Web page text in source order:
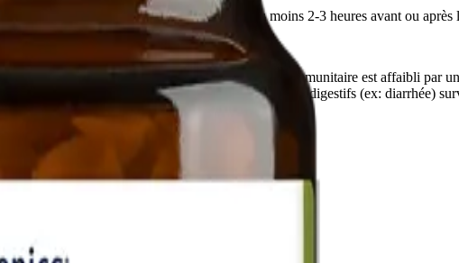
professionnel de la santé. A prendre au moins 2-3 heures avant ou après
douleurs abdominales aiguës ou si votre sytème immunitaire est affaibli par
de la santé si des symptômes de troubles digestifs (ex: diarrhée)
scientifique et humaine.